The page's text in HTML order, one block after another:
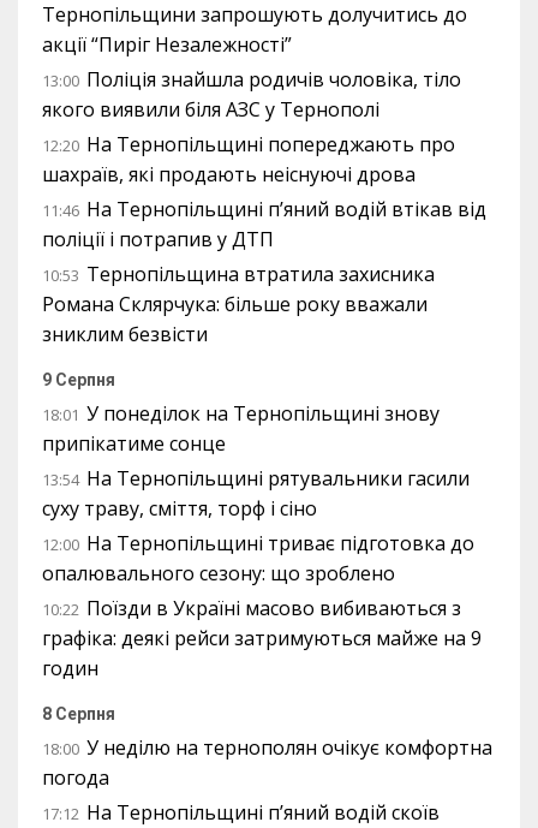
Тернопільщини запрошують долучитись до
акції “Пиріг Незалежності”
13:00 Поліція знайшла родичів чоловіка, тіло
якого виявили біля АЗС у Тернополі
12:20 На Тернопільщині попереджають про
шахраїв, які продають неіснуючі дрова
11:46 На Тернопільщині п’яний водій втікав від
поліції і потрапив у ДТП
10:53 Тернопільщина втратила захисника
Романа Склярчука: більше року вважали
зниклим безвісти
9 Серпня
18:01 У понеділок на Тернопільщині знову
припікатиме сонце
13:54 На Тернопільщині рятувальники гасили
суху траву, сміття, торф і сіно
12:00 На Тернопільщині триває підготовка до
опалювального сезону: що зроблено
10:22 Поїзди в Україні масово вибиваються з
графіка: деякі рейси затримуються майже на 9
годин
8 Серпня
18:00 У неділю на тернополян очікує комфортна
погода
17:12 На Тернопільщині п’яний водій скоїв